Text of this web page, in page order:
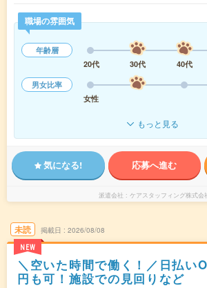
職場の雰囲気
年齢層
20代
30代 40代
男女比率
女性
もっと見る
気になる! 応募へ進む
派遣会社 ケアスタッフィング株式会
未読
NEW
掲載日 2026/08/08
＼空いた時間で働く！／日払い
円も可！施設での見回りなど